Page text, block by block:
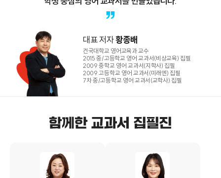
대표 저자황종배
건국대학교 영어교육과 교수
2015 중/고등학교 영어 교과서(비상교육) 집필
2009 중학교 영어 교과서(지학사) 집필
2009 고등학교 영어 교과서(미래엔) 집필
7차 중/고등학교 영어 교과서(교학사) 집필